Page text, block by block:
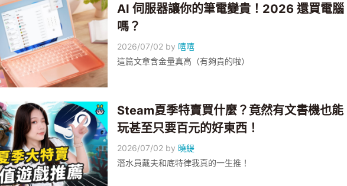
AI 伺服器讓你的筆電變貴！2026 還買電腦
嗎？
2026/07/02 by 嘻嘻
這篇文章含金量真高（有夠貴的啦）
Steam夏季特賣買什麼？竟然有文書機也能
玩甚至只要百元的好東西！
2026/07/02 by 曉緹
潛水員戴夫和底特律我真的一生推！